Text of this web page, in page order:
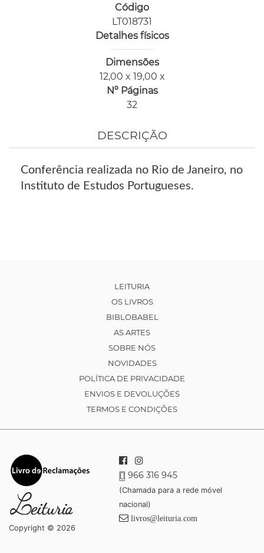
Código
LT018731
Detalhes físicos
Dimensões
12,00 x 19,00 x
Nº Páginas
32
DESCRIÇÃO
Conferência realizada no Rio de Janeiro, no
Instituto de Estudos Portugueses.
LEITURIA
OS LIVROS
BIBLOBABEL
AS ARTES
SOBRE NÓS
NOVIDADES
POLÍTICA DE PRIVACIDADE
ENVIOS E DEVOLUÇÕES
TERMOS E CONDIÇÕES
Copyright © 2026
966 316 945
(Chamada para a rede móvel
nacional)
livros@leituria.com